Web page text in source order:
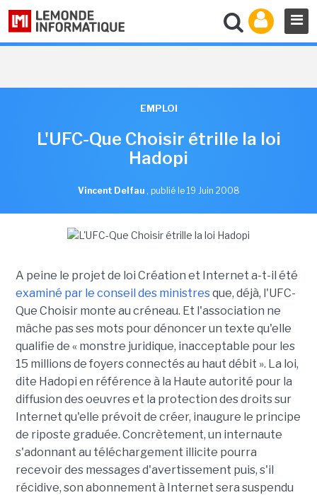
EMPLOI
L'UFC-Que Choisir étrille la loi
Hadopi
Vincent Delfau , publié le 19 Juin 2008
A peine le projet de loi Création et Internet a-t-il été
examiné par le conseil des ministresque, déjà, l'UFC-
Que Choisir monte au créneau. Et l'association ne
mâche pas ses mots pour dénoncer un texte qu'elle
qualifie de « monstre juridique, inacceptable pour les
15 millions de foyers connectés au haut débit ». La loi,
dite Hadopi en référence à la Haute autorité pour la
diffusion des oeuvres et la protection des droits sur
Internet qu'elle prévoit de créer, inaugure le principe
de riposte graduée. Concrètement, un internaute
s'adonnant au téléchargement illicite pourra
recevoir des messages d'avertissement puis, s'il
récidive, son abonnement à Internet sera suspendu